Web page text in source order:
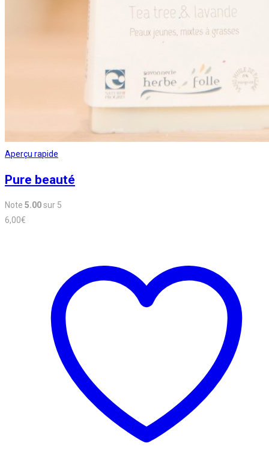
Aperçu rapide
Pure beauté
Note 5.00sur 5
6,00€